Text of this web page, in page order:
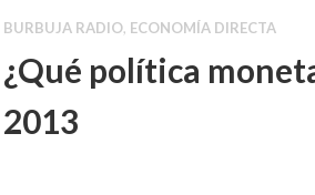
BURBUJA RADIO, ECONOMÍA DIRECTA
¿Qué política
2013